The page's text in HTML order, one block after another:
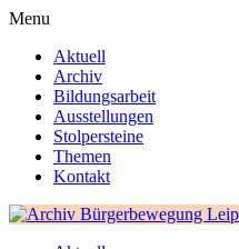
Menu
Aktuell
Archiv
Bildungsarbeit
Ausstellungen
Stolpersteine
Themen
Kontakt